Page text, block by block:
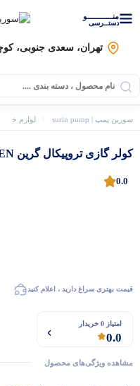
منــــــــــــو
دستــرسی
تهران، سعدی جنوبی، کوچه
سورین پمپ | surin pump لوازم خانگی
کولر گازی تروپیکال گرین GREEN
0.0
قیمت بهتری سراغ دارید ، اعلام کنید
امتیاز 0 خریدار
0.0
مشاهده ویژگی‌های محصول